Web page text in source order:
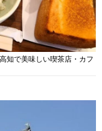
知で美味しい喫茶店・カフ